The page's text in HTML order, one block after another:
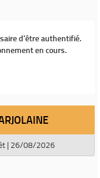
d'être authentifié.
en cours.
| 26/08/2026